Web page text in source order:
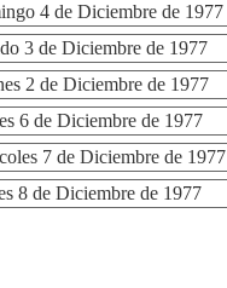
4 de Diciembre de 1977
3 de Diciembre de 1977
2 de Diciembre de 1977
6 de Diciembre de 1977
7 de Diciembre de 1977
8 de Diciembre de 1977